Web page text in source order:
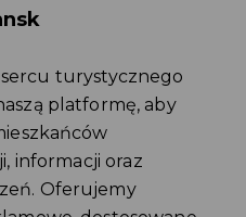
turystycznego
platformę, aby
informacji oraz
Oferujemy